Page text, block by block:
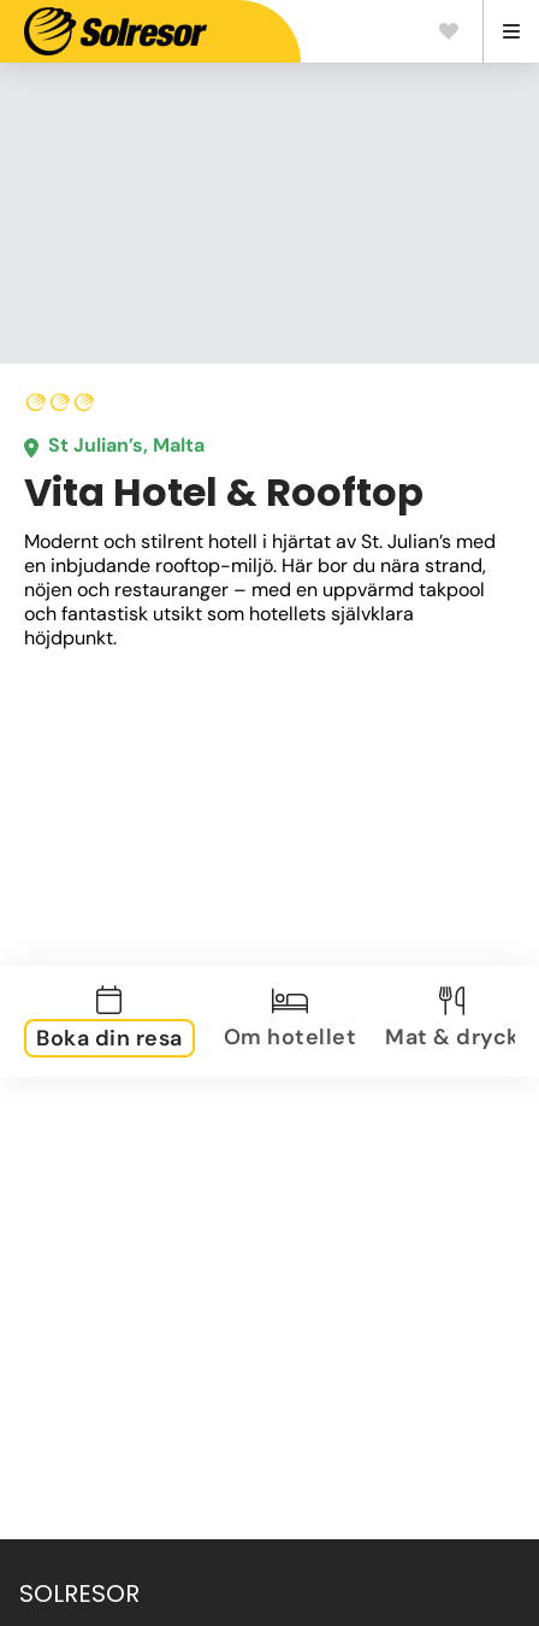
St Julian’s, Malta
Vita Hotel & Rooftop
Modernt och stilrent hotell i hjärtat av St. Julian’s med
en inbjudande rooftop-miljö. Här bor du nära strand,
nöjen och restauranger – med en uppvärmd takpool
och fantastisk utsikt som hotellets självklara
höjdpunkt.
Boka din resa Om hotellet Mat & dryck
SOLRESOR